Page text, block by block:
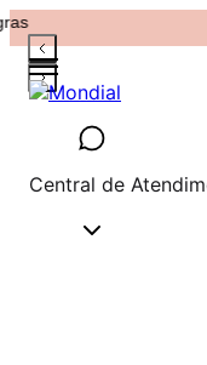
Central de